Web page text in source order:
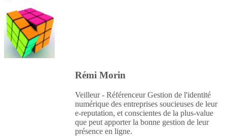
Rémi Morin
Veilleur - Référenceur Gestion de l'identité
numérique des entreprises soucieuses de leur
e-reputation, et conscientes de la plus-value
que peut apporter la bonne gestion de leur
présence en ligne.